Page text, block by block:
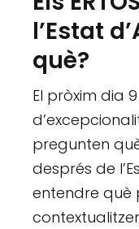
l’Estat
què?
El pròxim dia
pregunten
després de
entendre què